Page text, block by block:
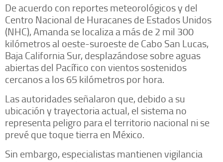
De acuerdo con reportes meteorológicos y del
Centro Nacional de Huracanes de Estados Unidos
(NHC), Amanda se localiza a más de 2 mil 300
kilómetros al oeste-suroeste de Cabo San Lucas,
Baja California Sur, desplazándose sobre aguas
abiertas del Pacífico con vientos sostenidos
cercanos a los 65 kilómetros por hora.
Las autoridades señalaron que, debido a su
ubicación y trayectoria actual, el sistema no
representa peligro para el territorio nacional ni se
prevé que toque tierra en México.
Sin embargo, especialistas mantienen vigilancia